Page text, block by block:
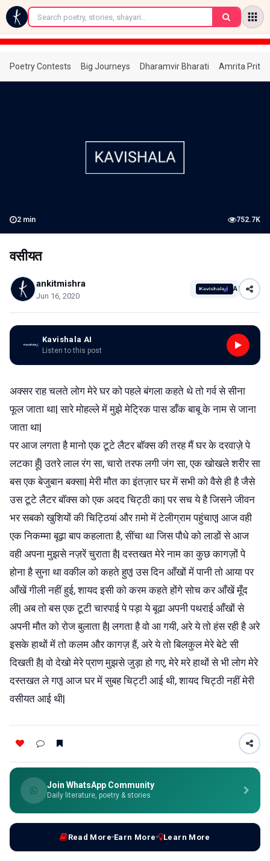
←
Poetry Contests Big Journeys Dharamvir Bharati Amrita
2 min 752.7K
वसीयत
ankitmishra
Jun 16, 2020
AI
Kavishala AI
Listen to this post
अक्सर राह चलते लोग मेरे घर को पहले बंगला कहते थे तो गर्व से सीना
फूल जाता था| सारे मोहल्ले में मुझे मेट्रिक पास डाँक बाबू के नाम से जाना
जाता था|
पर आज लगता है मानो एक टूटे लैटर बॉक्स की तरह मैं घर के दरवाज़े पे
लटका हूँ| उतरे लाल रंग सा, चारो तरफ लगी जंग सा, एक खोखले शरीर सा
बस एक बेजुबान बक्सा| मेरी मौत का इंतज़ार घर में सभी को वैसे ही है जैसे
उस टूटे लैटर बॉक्स को एक अदद चिट्ठी का| पर सच ये है जिसने जीवन
भर सबको खुशियों की चिट्ठियां और ग़मो में टेलीग्राम पहुंचाए| आज वही
एक निकम्मा बूढ़ा बाप कहलाता है, सींचा था जिस पौधे को लाडों से आज
वही अपना मुझसे नज़रें चुराता है| दस्तखत मेरे नाम का कुछ कागज़ों पे
होना है सुना था वकील को कहते हुए| उस दिन आँखों में पानी तो आया पर
आँखें गीली नहीं हुई, शायद इसी को करम कहते होंगे सोच कर आँखें मूँद
ली| अब तो बस एक टूटी चारपाई पे पड़ा ये बूढा अपनी पथराई आँखों से
अपनी मौत को रोज बुलाता है| लगता है वो आ गयी, अरे ये तो हंस रही है अरे
इसके हाथों में तो कलम और कागज़ हैं, अरे ये तो बिलकुल मेरे बेटे सी
दिखती है| वो देखो मेरे प्राण मुझसे जुड़ा हो गए, मेरे मरे हाथों से भी लोग मेरे
दस्तखत ले गए| आज घर में सुबह चिट्टी आई थी, शायद चिट्ठी नहीं मेरी
वसीयत आई थी|
Join WhatsApp Community
Daily literature, poetry & stories
Read More Earn More Learn More